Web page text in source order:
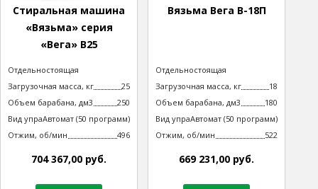
Стиральная машина
«Вязьма» серия
«Вега» В25
Тип машины
Отдельностоящая
неподрессоренная
Загрузочная масса, кг
25
Объем барабана, дм3
250
Вид управления
технологическим процессом
Автомат (50 программ)
Отжим, об/мин
496
704 367,00 руб.
Вязьма Вега В-18П
Тип машины
Отдельностоящая
неподрессоренная
Загрузочная масса, кг
18
Объем барабана, дм3
180
Вид управления
технологическим процессом
Автомат (50 программ)
Отжим, об/мин
522
669 231,00 руб.